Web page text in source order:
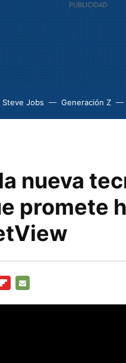
Steve Jobs Generación Z
nueva
promete